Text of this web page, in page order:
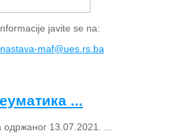
javite se na:
maf@ues.rs.ba
...
одржаног 13.07.2021. ...